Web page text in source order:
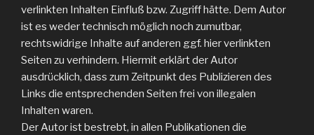
verlinkten Inhalten Einfluß bzw. Zugriff hätte. Dem Autor
ist es weder technisch möglich noch zumutbar,
rechtswidrige Inhalte auf anderen ggf. hier verlinkten
Seiten zu verhindern. Hiermit erklärt der Autor
ausdrücklich, dass zum Zeitpunkt des Publizieren des
Links die entsprechenden Seiten frei von illegalen
Inhalten waren.
Der Autor ist bestrebt, in allen Publikationen die